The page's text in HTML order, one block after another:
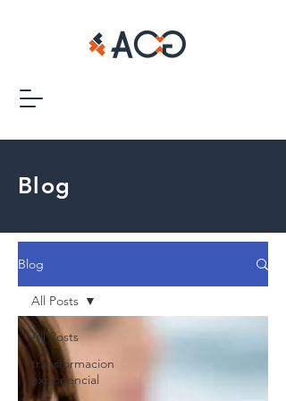
Blog
Blog
All Posts
transformacion
exponencial
All Posts